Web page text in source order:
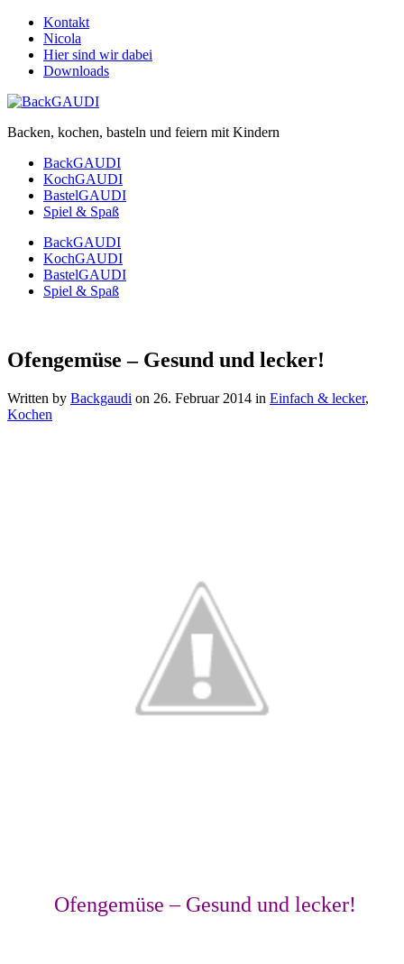
Kontakt
Nicola
Hier sind wir dabei
Downloads
Backen, kochen, basteln und feiern mit Kindern
BackGAUDI
KochGAUDI
BastelGAUDI
Spiel & Spaß
BackGAUDI
KochGAUDI
BastelGAUDI
Spiel & Spaß
Ofengemüse – Gesund und lecker!
Written by Backgaudi on 26. Februar 2014 in Einfach & lecker,
Kochen
Ofengemüse – Gesund und lecker!